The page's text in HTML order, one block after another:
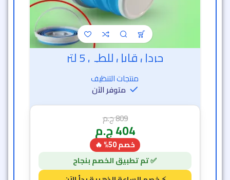
جردل قابل للطي 5 لتر
منتجات التنظيف
متوفر الآن
809ج.م
404ج.م
خصم 50% 🔥